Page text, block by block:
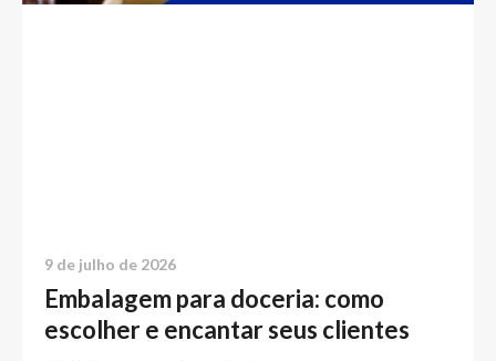
Embalagem para doceria: como
escolher e encantar seus clientes
9 de julho de 2026